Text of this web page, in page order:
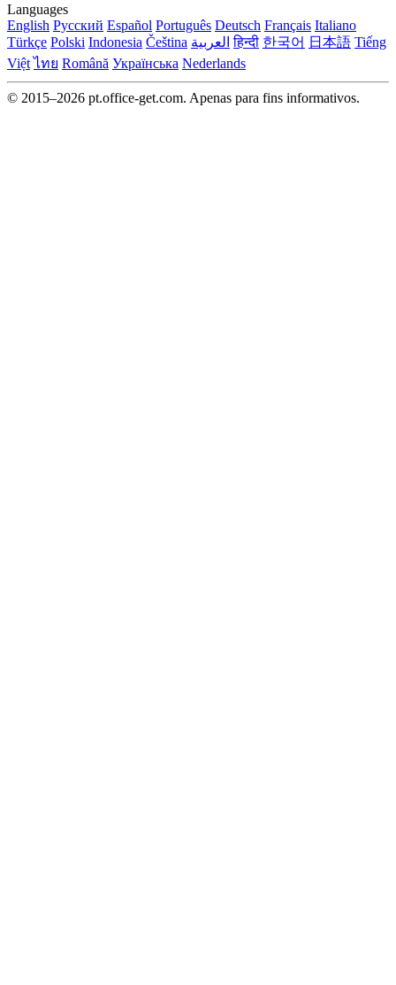
Languages
English Русский Español Português Deutsch Français Italiano
Türkçe Polski Indonesia Čeština العربية हिन्दी 한국어 日本語 Tiếng
Việt ไทย Română Українська Nederlands
© 2015–2026 pt.office-get.com. Apenas para fins informativos.